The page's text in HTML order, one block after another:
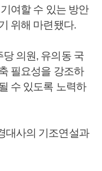
여할 수 있는 방안
위해 마련됐다.
의원, 유의동 국
필요성을 강조하
수 있도록 노력하
대사의 기조연설과